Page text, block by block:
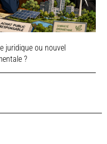
juridique ou nouvel
?